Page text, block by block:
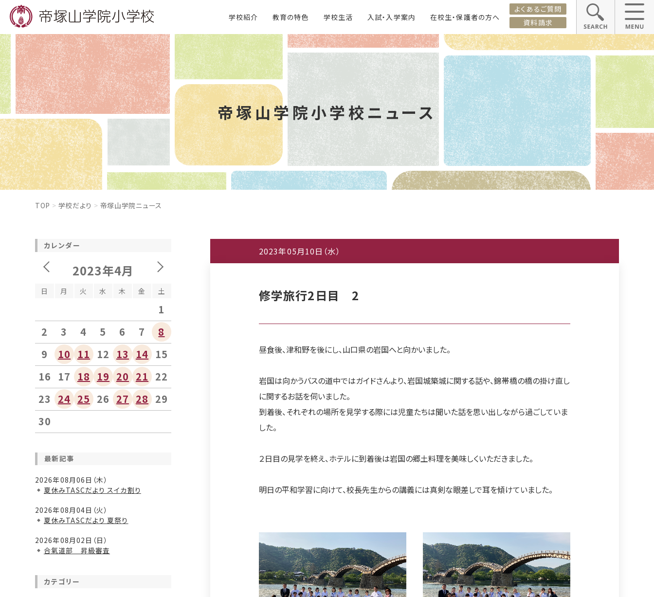
学校紹介 教育の特色 学校生活 入試・入学案内 在校生・保護者の方へ
よくあるご質問
資料請求
帝塚山学院小学校ニュース
TOP 学校だより 帝塚山学院ニュース
2023年05月10日（水）
修学旅行2日目 2
昼食後、津和野を後にし、山口県の岩国へと向かいました。
岩国は向かうバスの道中ではガイドさんより、岩国城築城に関する話や、錦帯橋の橋の掛け直し
に関するお話を伺いました。
到着後、それぞれの場所を見学する際には児童たちは聞いた話を思い出しながら過ごしていま
した。
２日目の見学を終え、ホテルに到着後は岩国の郷土料理を美味しくいただきました。
明日の平和学習に向けて、校長先生からの講義には真剣な眼差しで耳を傾けていました。
カレンダー
2023年4月
日 月 火 水 木 金 土
1
2
3 4 5 6 7
8
9
10 11 12 13 14 15
16
17 18 19 20 21 22
23
24 25 26 27 28 29
30
最新記事
2026年08月06日（木）
夏休みTASCだより スイカ割り
2026年08月04日（火）
夏休みTASCだより 夏祭り
2026年08月02日（日）
合氣道部 昇級審査
カテゴリー